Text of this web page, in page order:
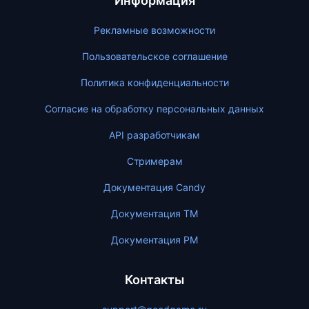
Рекламные возможности
Пользовательское соглашение
Политика конфиденциальности
Согласие на обработку персональных данных
API разработчикам
Стримерам
Документация Candy
Документация ТМ
Документация PM
Контакты